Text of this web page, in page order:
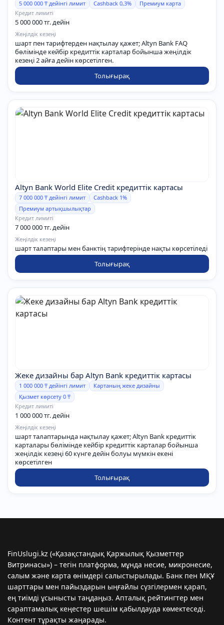
5 000 000 ₸ дейінгі лимит Cashback 0,3%
Премиум карта
Кредит лимиті
5 000 000 тг. дейін
Жеңілдік кезеңі
шарт пен тарифтерден нақтылау қажет; Altyn Bank FAQ
бөлімінде кейбір кредиттік карталар бойынша жеңілдік
кезеңі 2 айға дейін көрсетілген.
Толығырақ
Altyn Bank World Elite Credit кредиттік картасы
7 000 000 ₸ дейінгі лимит
Cashback 1%
Премиум артықшылықтар
Кредит лимиті
7 000 000 тг. дейін
Жеңілдік кезеңі
шарт талаптары мен банктің тарифтерінде нақты көрсетіледі
Толығырақ
Жеке дизайны бар Altyn Bank кредиттік картасы
1 000 000 ₸ дейінгі лимит
Картаның жеке дизайны
Қызмет көрсету 0 ₸
Кредит лимиті
1 000 000 тг. дейін
Жеңілдік кезеңі
шарт талаптарында нақтылау қажет; Altyn Bank кредиттік
карталары бөлімінде кейбір кредиттік карталар бойынша
жеңілдік кезеңі 60 күнге дейін болуы мүмкін екені
көрсетілген
Толығырақ
FinUslugi.kz («Қазақстандық Қаржылық Қызметтер
Витринасы») – тегін платформа, мұнда несие, микронесиe,
салым және карта өнімдері салыстырылады. Банк пен МҚҰ
шарттары мен пайыздарын ыңғайлы сүзгілермен қарап,
ең тиімді ұсынысты таңдаңыз. Апталық рейтингтер мен
сараптамалық кеңестер шешім қабылдауда көмектеседі.
Контент тұрақты жаңарады.